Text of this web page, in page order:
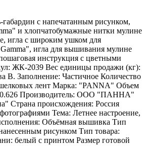
габардин с напечатанным рисунком,
и хлопчатобумажные нитки мулине
игла с широким ушком для
игла для вышивания мулине
инструкция с цветными
ЖК-2039 Вес единицы продажи (кг):
В. Заполнение: Частичное Количество
лент Марка: "PANNA" Объем
Производитель: ООО "ПАННА"
Страна происхождения: Россия
Тема: Летнее настроение,
Объёмная вышивка Тип
рисунком Тип товара:
белый с принтом Размер готовой